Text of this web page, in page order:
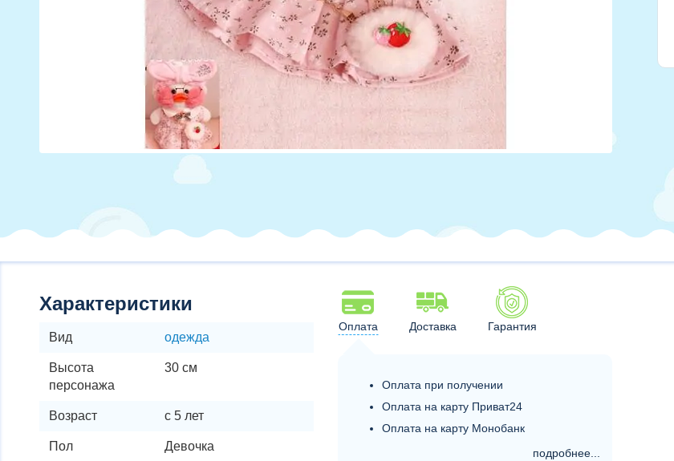
Характеристики
Вид одежда
Высота
персонажа
30 см
Возраст с 5 лет
Пол Девочка
Оплата Доставка Гарантия
Оплата при получении
Оплата на карту Приват24
Оплата на карту Монобанк
подробнее...